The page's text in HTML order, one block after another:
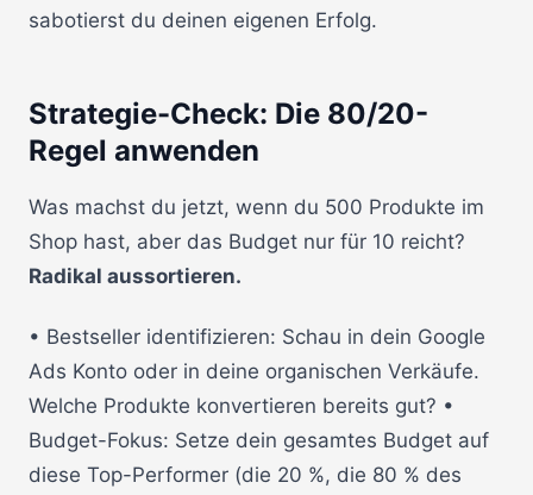
sabotierst du deinen eigenen Erfolg.
Strategie-Check: Die 80/20-
Regel anwenden
Was machst du jetzt, wenn du 500 Produkte im
Shop hast, aber das Budget nur für 10 reicht?
Radikal aussortieren.
• Bestseller identifizieren: Schau in dein Google
Ads Konto oder in deine organischen Verkäufe.
Welche Produkte konvertieren bereits gut? •
Budget-Fokus: Setze dein gesamtes Budget auf
diese Top-Performer (die 20 %, die 80 % des